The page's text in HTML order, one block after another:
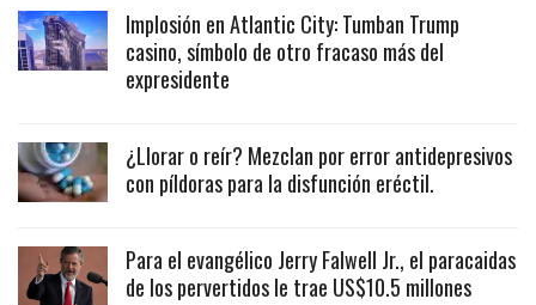
Implosión en Atlantic City: Tumban Trump
casino, símbolo de otro fracaso más del
expresidente
¿Llorar o reír? Mezclan por error antidepresivos
con píldoras para la disfunción eréctil.
Para el evangélico Jerry Falwell Jr., el paracaidas
de los pervertidos le trae US$10.5 millones